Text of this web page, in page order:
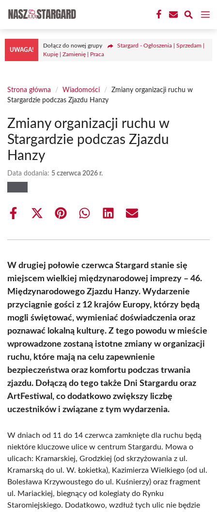
treści
UWAGA!
Dołącz do nowej grupy
Stargard - Ogłoszenia | Sprzedam |
Kupię | Zamienię | Praca
Strona główna / Wiadomości /
Zmiany organizacji ruchu w
Stargardzie podczas Zjazdu Hanzy
Zmiany organizacji ruchu w
Stargardzie podczas Zjazdu
Hanzy
Data dodania: 5 czerwca 2026 r.
Share
Share
(Twitter)
Share Share Share Share
W drugiej połowie czerwca Stargard stanie się
miejscem wielkiej międzynarodowej imprezy – 46.
Międzynarodowego Zjazdu Hanzy. Wydarzenie
przyciągnie gości z 12 krajów Europy, którzy będą
mogli świętować, wymieniać doświadczenia oraz
poznawać lokalną kulturę. Z tego powodu w mieście
wprowadzone zostaną istotne zmiany w organizacji
ruchu, które mają na celu zapewnienie
bezpieczeństwa oraz komfortu podczas trwania
zjazdu. Dołączą do tego także Dni Stargardu oraz
ArtFestiwal, co dodatkowo zwiększy liczbę
uczestników i związane z tym wydarzenia.
W dniach od 11 do 14 czerwca zamknięte dla ruchu będą
niektóre kluczowe ulice w centrum Stargardu. Mowa o
ulicach: Kramarskiej, Grodzkiej (od skrzyżowania z ul.
Kramarską do ul. W. Łokietka), Kazimierza Wielkiego (od ul.
Bolesława Krzywoustego do ul. Kuśnierzy) oraz fragment
ul. Mariackiej, biegnący od kolegiaty do Rynku
Staromiejskiego. Dodatkowo, wzdłuż tych ulic nie będzie